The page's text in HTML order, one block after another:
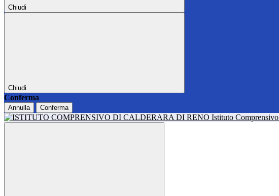
Chiudi
Chiudi
Conferma
Annulla Conferma
Istituto Comprensivo